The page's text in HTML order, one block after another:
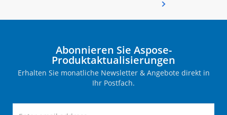
Abonnieren Sie Aspose-
Produktaktualisierungen
Erhalten Sie monatliche Newsletter & Angebote direkt in
Ihr Postfach.